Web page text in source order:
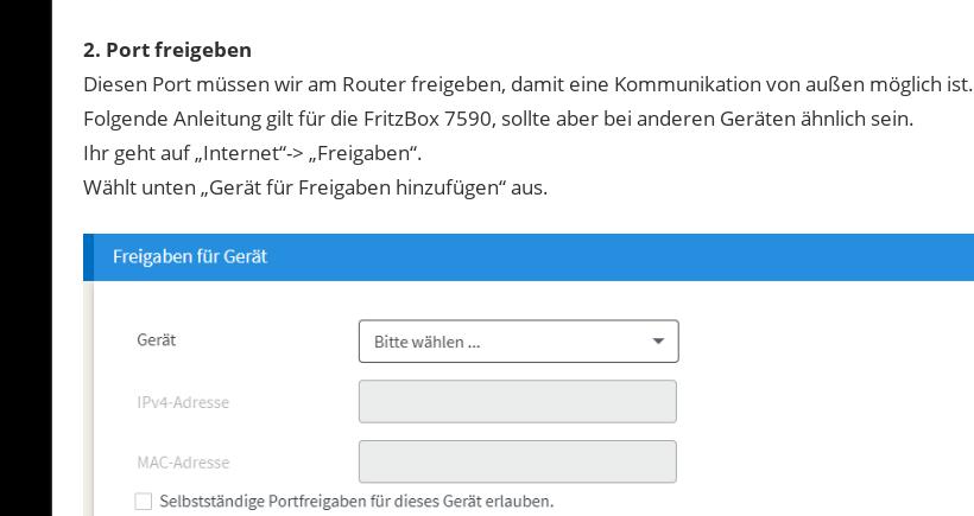
2. Port freigeben
Diesen Port müssen wir am Router freigeben, damit eine Kommunikation von außen möglich ist.
Folgende Anleitung gilt für die FritzBox 7590, sollte aber bei anderen Geräten ähnlich sein.
Ihr geht auf „Internet“-> „Freigaben“.
Wählt unten „Gerät für Freigaben hinzufügen“ aus.